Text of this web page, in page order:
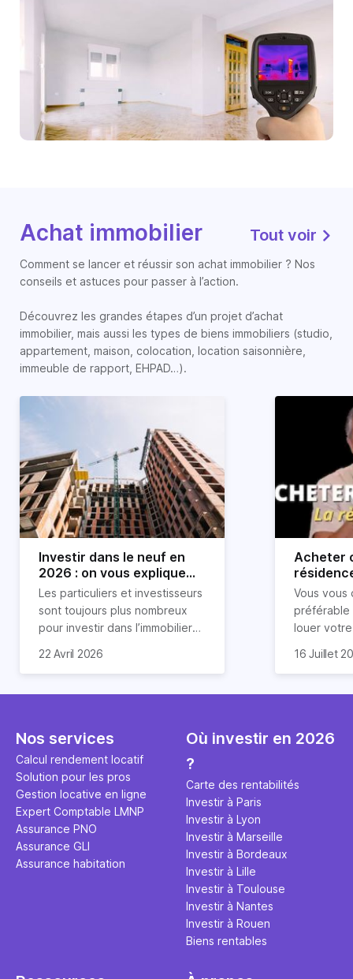
Achat immobilier Tout voir
Comment se lancer et réussir son achat immobilier ? Nos
conseils et astuces pour passer à l’action.
Découvrez les grandes étapes d’un projet d’achat
immobilier, mais aussi les types de biens immobiliers (studio,
appartement, maison, colocation, location saisonnière,
immeuble de rapport, EHPAD…).
Investir dans le neuf en
2026 : on vous explique
tout !
Les particuliers et investisseurs
sont toujours plus nombreux
pour investir dans l’immobilier
nombreux avantages à choisir
expliquons tout dans cet
22 Avril 2026
Acheter
règle
révélée
Vous vous
préférable
louer
expert en
règle
ce secret
l'argent
principale
études et
16 Juillet
Nos services
Calcul rendement locatif
Solution pour les pros
Gestion locative en ligne
Expert Comptable LMNP
Assurance PNO
Assurance GLI
Assurance habitation
Où investir en 2026
?
Carte des rentabilités
Investir à Paris
Investir à Lyon
Investir à Marseille
Investir à Bordeaux
Investir à Lille
Investir à Toulouse
Investir à Nantes
Investir à Rouen
Biens rentables